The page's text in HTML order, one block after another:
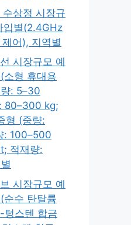
상정 시장규
입별(2.4GHz
어), 지역별
시장규모 예
형 휴대용
: 5–30
80–300 kg;
형 (중량:
: 100–500
적재량:
시장규모 예
수 탄탈륨
텅스텐 합금